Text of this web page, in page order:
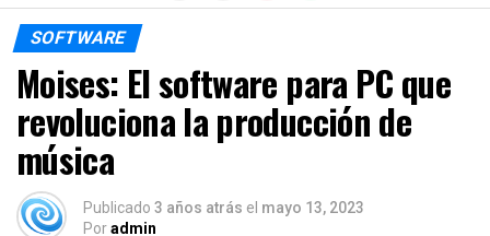
SOFTWARE
Moises: El software para PC que
revoluciona la producción de
música
Publicado 3 años atrás el mayo 13, 2023
Poradmin